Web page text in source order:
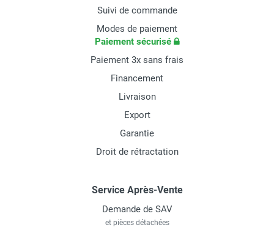
Suivi de commande
Modes de paiement
Paiement sécurisé
Paiement 3x sans frais
Financement
Livraison
Export
Garantie
Droit de rétractation
Service Après-Vente
Demande de SAV
et pièces détachées